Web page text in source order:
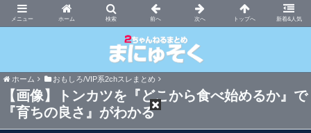
ホーム 新着&人気
まにゅそく 2chまとめニュース速報VIP
ホーム おもしろ/VIP系2chスレまとめ
【画像】トンカツを『どこから食べ始めるか』で
『育ちの良さ』がわかる